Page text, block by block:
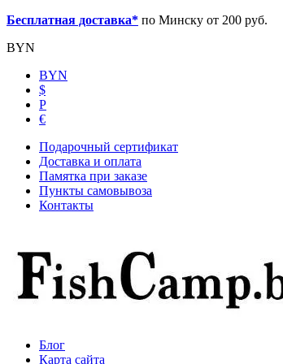
Бесплатная доставка* по Минску от 200 руб.
BYN
BYN
$
Р
€
Подарочный сертификат
Доставка и оплата
Памятка при заказе
Пункты самовывоза
Контакты
Блог
Карта сайта